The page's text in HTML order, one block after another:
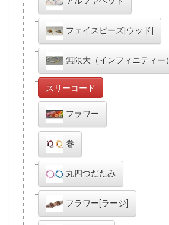
フェイスビーズ[ウッド]
無限大（インフィニティー）
スリーコード
フラワー
巻
丸四つだたみ
フラワー[ラージ]